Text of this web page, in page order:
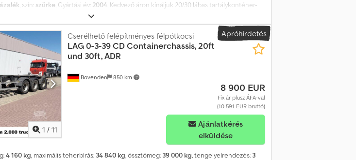
, szín: szürke, Gyártási év: 2004, Kedvező áron kínáljuk 20/30 lábas tartálykonténer-
a tömlőtartót, a tartálymedret, megfelelnek az ADR előírásoknak, és emelőhíddal
Iobhjha
Apróhirdetés
1 / 11
Bovenden 850 km
Cserélhető felépítményes félpótkocsi
LAG 0-3-39 CD Containerchassis, 20ft
und 30ft, ADR
8 900 EUR
Fix ár plusz ÁFA-val
(10 591 EUR bruttó)
Ajánlatkérés
elküldése
4 160 kg, maximális teherbírás: 34 840 kg, össztömeg: 39 000 kg, tengelyelrendezés: 3